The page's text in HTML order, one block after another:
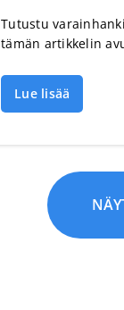
Tutustu
tämän artikkelin
Lue lisää